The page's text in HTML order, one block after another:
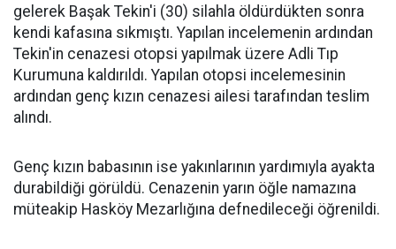
gelerek Başak Tekin'i (30) silahla öldürdükten sonra
kendi kafasına sıkmıştı. Yapılan incelemenin ardından
Tekin'in cenazesi otopsi yapılmak üzere Adli Tıp
Kurumuna kaldırıldı. Yapılan otopsi incelemesinin
ardından genç kızın cenazesi ailesi tarafından teslim
alındı.
Genç kızın babasının ise yakınlarının yardımıyla ayakta
durabildiği görüldü. Cenazenin yarın öğle namazına
müteakip Hasköy Mezarlığına defnedileceği öğrenildi.